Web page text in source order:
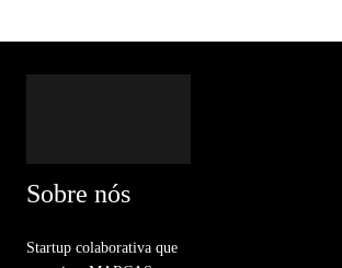
Sobre nós
Startup colaborativa que